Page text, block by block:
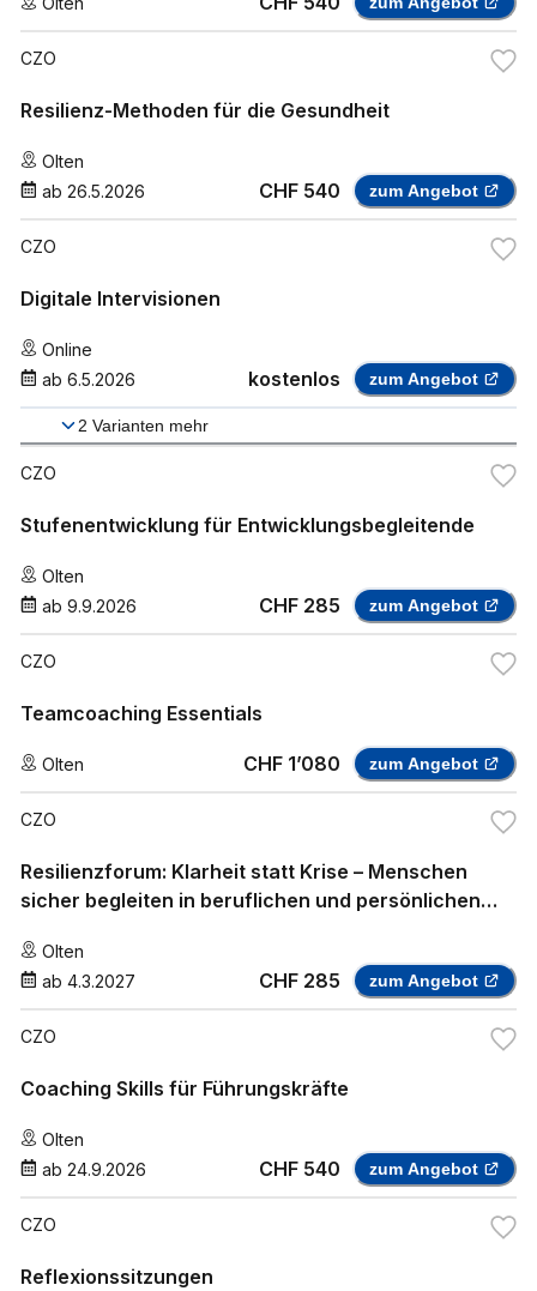
CZO
Resilienz-Methoden für die Gesundheit
Olten
ab 26.5.2026 CHF 540 zum Angebot
CZO
Digitale Intervisionen
Online
ab 6.5.2026 kostenlos zum Angebot
2 Varianten mehr
CZO
Stufenentwicklung für Entwicklungsbegleitende
Olten
ab 9.9.2026 CHF 285 zum Angebot
CZO
Teamcoaching Essentials
Olten CHF 1’080 zum Angebot
CZO
Resilienzforum: Klarheit statt Krise – Menschen
sicher begleiten in beruflichen und persönlichen
Olten
ab 4.3.2027 CHF 285 zum Angebot
CZO
Coaching Skills für Führungskräfte
Olten
ab 24.9.2026 CHF 540 zum Angebot
CZO
Reflexionssitzungen